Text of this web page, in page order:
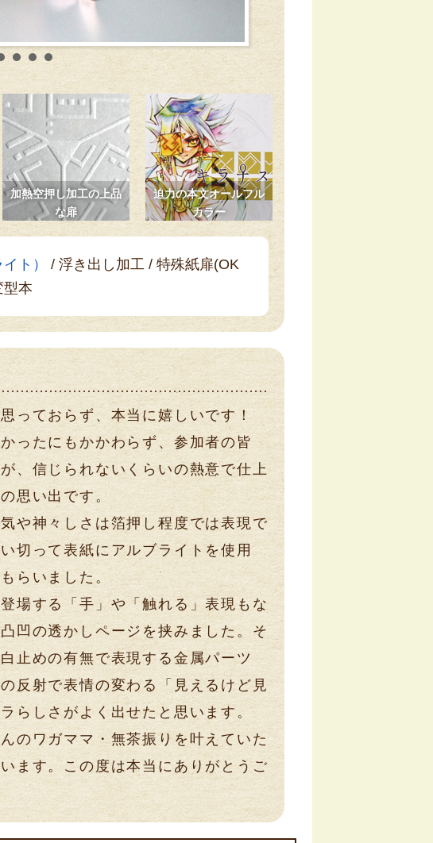
加熱空押し加工の上品
な扉
迫力の本文オールフル
カラー
ト）
/ 浮き出し加工 / 特殊紙扉(OK
型本
っておらず、本当に嬉しいです！
ったにもかかわらず、参加者の皆
、信じられないくらいの熱意で仕上
思い出です。
や神々しさは箔押し程度では表現で
切って表紙にアルブライトを使用
らいました。
場する「手」や「触れる」表現もな
凹の透かしページを挟みました。そ
止めの有無で表現する金属パーツ
反射で表情の変わる「見えるけど見
らしさがよく出せたと思います。
のワガママ・無茶振りを叶えていた
ます。この度は本当にありがとうご